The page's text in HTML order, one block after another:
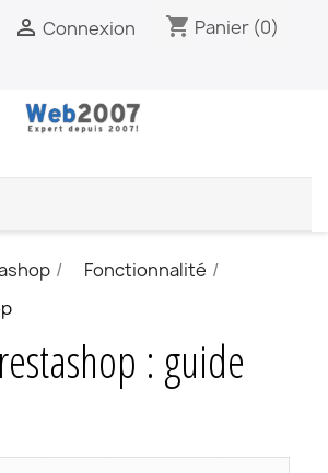
 Connexion shopping_cart Panier (0)
Fonctionnalité
: guide